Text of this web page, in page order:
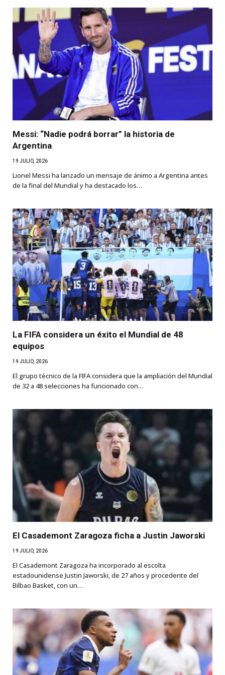
Messi: “Nadie podrá borrar” la historia de
Argentina
19 JULIO, 2026
Lionel Messi ha lanzado un mensaje de ánimo a Argentina antes
de la final del Mundial y ha destacado los…
La FIFA considera un éxito el Mundial de 48
equipos
19 JULIO, 2026
El grupo técnico de la FIFA considera que la ampliación del Mundial
de 32 a 48 selecciones ha funcionado con…
El Casademont Zaragoza ficha a Justin Jaworski
19 JULIO, 2026
El Casademont Zaragoza ha incorporado al escolta
estadounidense Justin Jaworski, de 27 años y procedente del
Bilbao Basket, con un…